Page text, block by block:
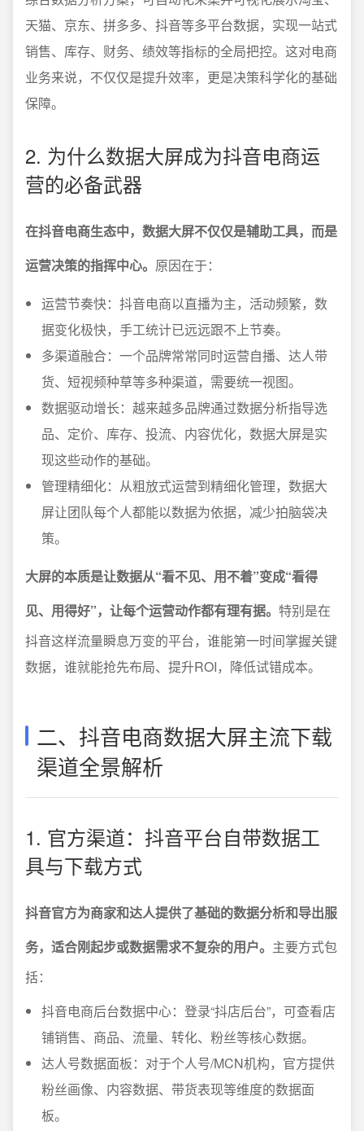
天猫、京东、拼多多、抖音等多平台数据，实现一站式
销售、库存、财务、绩效等指标的全局把控。这对电商
业务来说，不仅仅是提升效率，更是决策科学化的基础
保障。
2. 为什么数据大屏成为抖音电商运
营的必备武器
在抖音电商生态中，数据大屏不仅仅是辅助工具，而是
运营决策的指挥中心。 原因在于：
运营节奏快：抖音电商以直播为主，活动频繁，数
据变化极快，手工统计已远远跟不上节奏。
多渠道融合：一个品牌常常同时运营自播、达人带
货、短视频种草等多种渠道，需要统一视图。
数据驱动增长：越来越多品牌通过数据分析指导选
品、定价、库存、投流、内容优化，数据大屏是实
现这些动作的基础。
管理精细化：从粗放式运营到精细化管理，数据大
屏让团队每个人都能以数据为依据，减少拍脑袋决
策。
大屏的本质是让数据从“看不见、用不着”变成“看得
见、用得好”，让每个运营动作都有理有据。 特别是在
抖音这样流量瞬息万变的平台，谁能第一时间掌握关键
数据，谁就能抢先布局、提升ROI，降低试错成本。
二、抖音电商数据大屏主流下载
渠道全景解析
1. 官方渠道：抖音平台自带数据工
具与下载方式
抖音官方为商家和达人提供了基础的数据分析和导出服
务，适合刚起步或数据需求不复杂的用户。 主要方式包
括：
抖音电商后台数据中心：登录“抖店后台”，可查看店
铺销售、商品、流量、转化、粉丝等核心数据。
达人号数据面板：对于个人号/MCN机构，官方提供
粉丝画像、内容数据、带货表现等维度的数据面
板。